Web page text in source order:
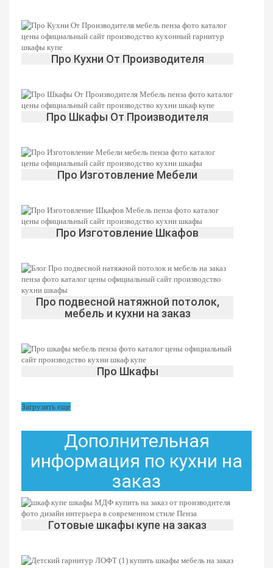
Про Кухни От Производителя
Про Шкафы От Производителя
Про Изготовление Мебели
Про Изготовление Шкафов
Про подвесной натяжной потолок,
мебель и кухни на заказ
Про Шкафы
Загрузить еще
Дополнительная
информация по кухни на
заказ
Готовые шкафы купе на заказ